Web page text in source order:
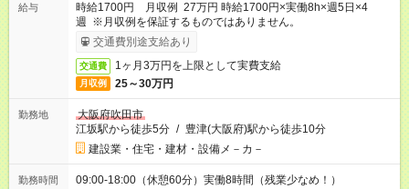
給与
時給1700円 月収例 27万円 時給1700円×実働8h×週5日×4
週 ※月収例を保証するものではありません。
交通費別途支給あり
交通費 1ヶ月3万円を上限として実費支給
月収例 25～30万円
勤務地
大阪府吹田市
江坂駅から徒歩5分 / 豊津(大阪府)駅から徒歩10分
建設業・住宅・建材・設備メ－カ－
勤務時間 09:00-18:00（休憩60分）実働8時間（残業少なめ！）